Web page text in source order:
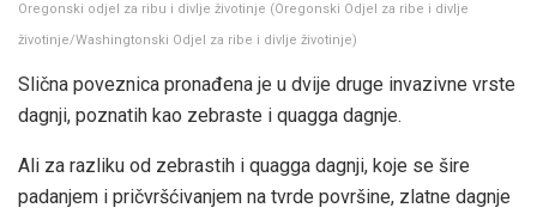
Oregonski odjel za ribu i divlje životinje (Oregonski Odjel za ribe i divlje
životinje/Washingtonski Odjel za ribe i divlje životinje)
Slična poveznica pronađena je u dvije druge invazivne vrste
dagnji, poznatih kao zebraste i quagga dagnje.
Ali za razliku od zebrastih i quagga dagnji, koje se šire
padanjem i pričvršćivanjem na tvrde površine, zlatne dagnje